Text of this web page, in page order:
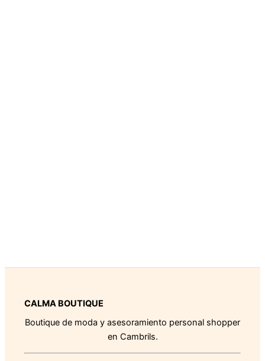
CALMA BOUTIQUE
Boutique de moda y asesoramiento personal shopper
en Cambrils.